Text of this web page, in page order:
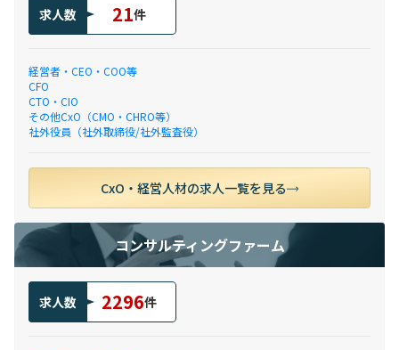
求人数 21件
経営者・CEO・COO等
CFO
CTO・CIO
その他CxO（CMO・CHRO等）
社外役員（社外取締役/社外監査役）
CxO・経営人材の求人一覧を見る
コンサルティングファーム
求人数 2296件